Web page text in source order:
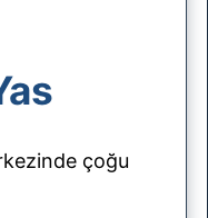
çoğu